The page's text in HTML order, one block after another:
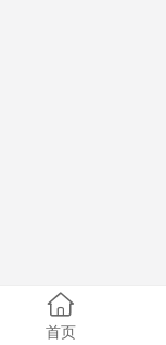
首页